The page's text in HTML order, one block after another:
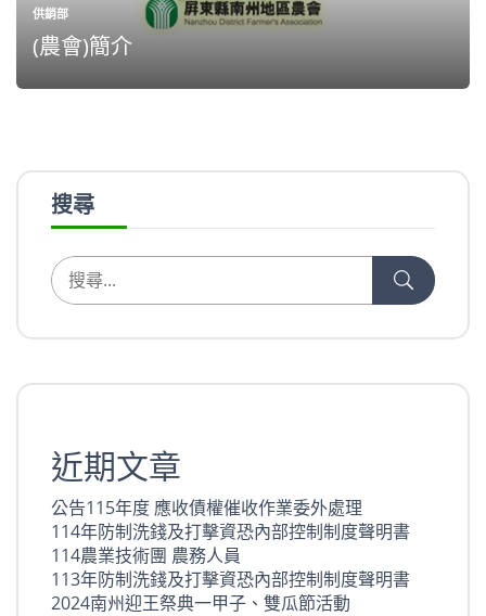
搜尋
近期文章
公告115年度 應收債權催收作業委外處理
114年防制洗錢及打擊資恐內部控制制度聲明書
114農業技術團 農務人員
113年防制洗錢及打擊資恐內部控制制度聲明書
2024南州迎王祭典一甲子、雙瓜節活動
供銷部
(農會)簡介